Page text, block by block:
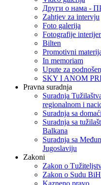
Други о нама -
Zahtjev za intervju
Foto galerija
Fotografije
Bilten
Promotivni
In memoriam
Upute za
SKY I ANOM
Pravna suradnja
Suradnja
regionalnom i
Suradnja sa
Suradnja sa
Balkana
Suradnja sa
Jugoslaviju
Zakoni
Zakon o
Zakon o Sudu BiH